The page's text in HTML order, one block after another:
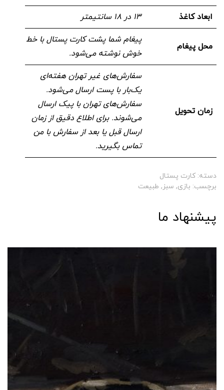
ابعاد کاغذ ۱۳ در ۱۸ سانتیمتر
محل پیغام
پیغام شما پشت کارت پستال با خط
خوش نوشته می‌شود.
زمان تحویل
سفارش‌های غیر تهران هفته‌ای
یک‌بار با پست ارسال می‌شود.
سفارش‌های تهران با پیک ارسال
می‌شوند. برای اطلاع دقیق از زمان
ارسال قبل یا بعد از سفارش با من
تماس بگیرید.
دسته:کارت پستال
برچسب: بازی, سبز , طبیعت
پیشنهاد ما